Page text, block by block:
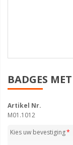
BADGES
Artikel Nr.
M01.1012
Kies uw bevestiging